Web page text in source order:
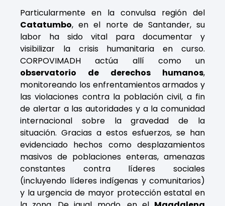
Particularmente en la convulsa región del
Catatumbo, en el norte de Santander, su
labor ha sido vital para documentar y
visibilizar la crisis humanitaria en curso.
CORPOVIMADH actúa allí como un
observatorio de derechos humanos,
monitoreando los enfrentamientos armados y
las violaciones contra la población civil, a fin
de alertar a las autoridades y a la comunidad
internacional sobre la gravedad de la
situación. Gracias a estos esfuerzos, se han
evidenciado hechos como desplazamientos
masivos de poblaciones enteras, amenazas
constantes contra líderes sociales
(incluyendo líderes indígenas y comunitarios)
y la urgencia de mayor protección estatal en